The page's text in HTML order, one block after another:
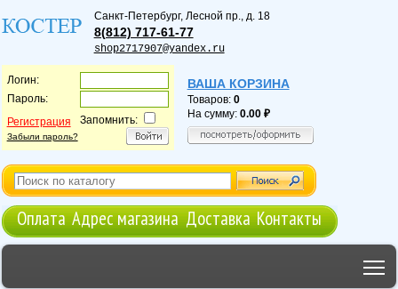
Санкт-Петербург, Лесной пр., д. 18
8(812) 717-61-77
shop2717907@yandex.ru
Логин:
Пароль:
Регистрация
Забыли пароль?
Запомнить:
ВАША КОРЗИНА
Товаров: 0
На сумму: 0.00
Оплата Адрес магазина Доставка Контакты